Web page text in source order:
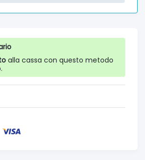
alla cassa con questo metodo